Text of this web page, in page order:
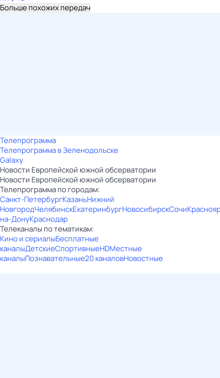
Больше похожих передач
Телепрограмма
Телепрограмма в Зеленодольске
Galaxy
Новости Европейской южной обсерватории
Новости Европейской южной обсерватории
Телепрограмма по городам:
Санкт-ПетербургКазаньНижний
НовгородЧелябинскЕкатеринбургНовосибирскСочи
на-ДонуКраснодар
Телеканалы по тематикам:
Кино и сериалыБесплатные
каналыДетскиеСпортивныеHDМестные
каналыПознавательные20 каналовНовостные